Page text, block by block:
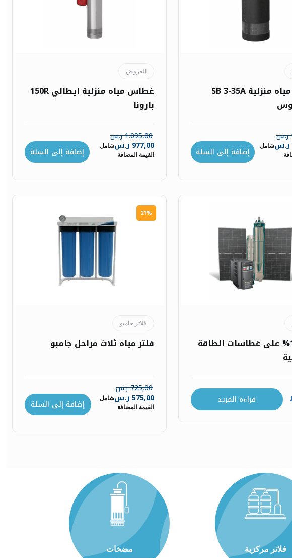
غطاس مياه منزلية SB 3-35A
ر.س
ر.سشامل
إضافة إلى السلة
العروض
غطاس مياه منزلية ايطالي 150R
بارونا
1.095,00ر.س
977,00 ر.سشامل
القيمة المضافة
إضافة إلى السلة
عرض 10% على غطاسات الطاقة
قراءة المزيد
فلاتر جامبو
فلتر مياه ثلاث مراحل جامبو
725,00ر.س
575,00ر.سشامل
القيمة المضافة
إضافة إلى السلة
21%
فلاتر مركزية مضخات